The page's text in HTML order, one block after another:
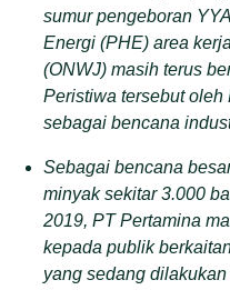
sumur pengeboran
Energi (PHE) area
(ONWJ) masih terus
Peristiwa tersebut oleh
sebagai bencana
Sebagai bencana
minyak sekitar 3.000
2019, PT Pertamina
kepada publik
yang sedang dilakukan